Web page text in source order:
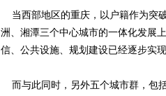
当西部地区的重庆，以户籍作为突
洲、湘潭三个中心城市的一体化发展
信、公共设施、规划建设已经逐步实
而与此同时，另外五个城市群，包